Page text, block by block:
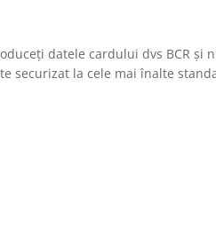
datele cardului dvs BCR și
securizat la cele mai înalte